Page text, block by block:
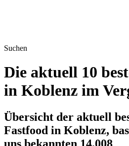
Suchen
Die aktuell 10
in Koblenz im
Übersicht der aktuell
Fastfood in Koblenz,